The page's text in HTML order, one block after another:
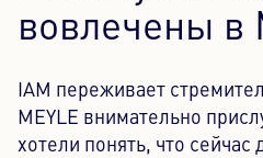
вовлечены в
IAM переживает
MEYLE внимательно
хотели понять, что